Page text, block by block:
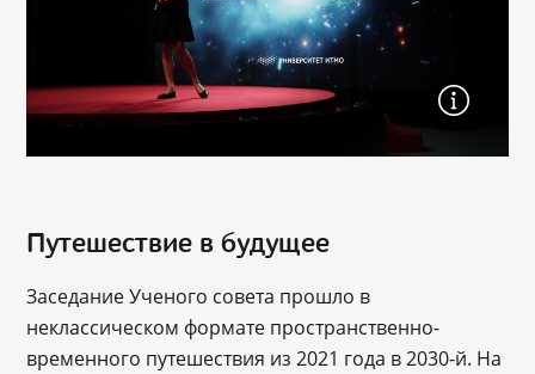
Путешествие в будущее
Заседание Ученого совета прошло в
неклассическом формате пространственно-
временного путешествия из 2021 года в 2030-й. На